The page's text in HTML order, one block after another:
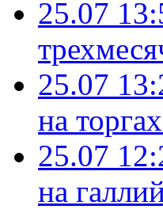
25.07
25.07
на
25.07
на